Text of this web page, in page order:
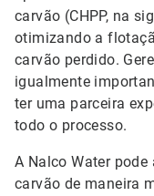
carvão (CHPP, na
otimizando a
carvão perdido.
igualmente
ter uma parceira
todo o processo.
A Nalco Water
carvão de maneira